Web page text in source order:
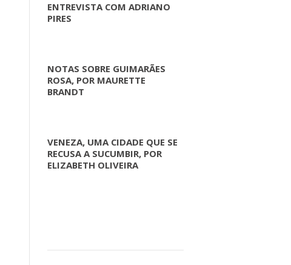
ENTREVISTA COM ADRIANO
PIRES
NOTAS SOBRE GUIMARÃES
ROSA, POR MAURETTE
BRANDT
VENEZA, UMA CIDADE QUE SE
RECUSA A SUCUMBIR, POR
ELIZABETH OLIVEIRA